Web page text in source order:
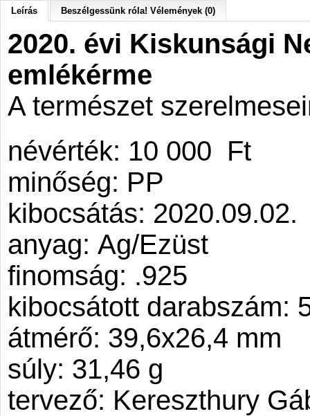
Leírás Beszélgessünk róla! Vélemények (0)
2020. évi Kiskunsági
emlékérme
A természet
névérték: 10 000 Ft
minőség: PP
kibocsátás: 2020.09.02.
anyag: Ag/Ezüst
finomság: .925
kibocsátott darabszám:
átmérő: 39,6x26,4 mm
súly: 31,46 g
tervező: Kereszthury